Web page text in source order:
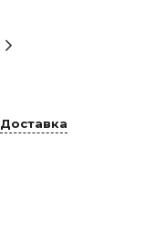
Доставка